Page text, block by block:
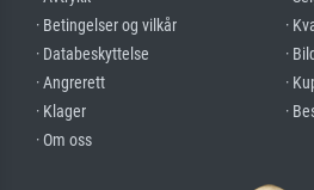
· Betingelser og vilkår
· Databeskyttelse
· Angrerett
· Klager
· Om oss
·
·
·
·